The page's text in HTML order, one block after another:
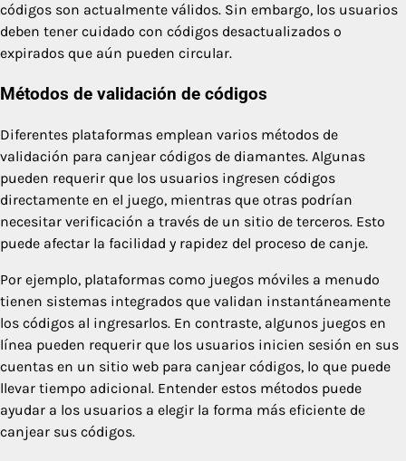
códigos son actualmente válidos. Sin embargo, los usuarios
deben tener cuidado con códigos desactualizados o
expirados que aún pueden circular.
Métodos de validación de códigos
Diferentes plataformas emplean varios métodos de
validación para canjear códigos de diamantes. Algunas
pueden requerir que los usuarios ingresen códigos
directamente en el juego, mientras que otras podrían
necesitar verificación a través de un sitio de terceros. Esto
puede afectar la facilidad y rapidez del proceso de canje.
Por ejemplo, plataformas como juegos móviles a menudo
tienen sistemas integrados que validan instantáneamente
los códigos al ingresarlos. En contraste, algunos juegos en
línea pueden requerir que los usuarios inicien sesión en sus
cuentas en un sitio web para canjear códigos, lo que puede
llevar tiempo adicional. Entender estos métodos puede
ayudar a los usuarios a elegir la forma más eficiente de
canjear sus códigos.